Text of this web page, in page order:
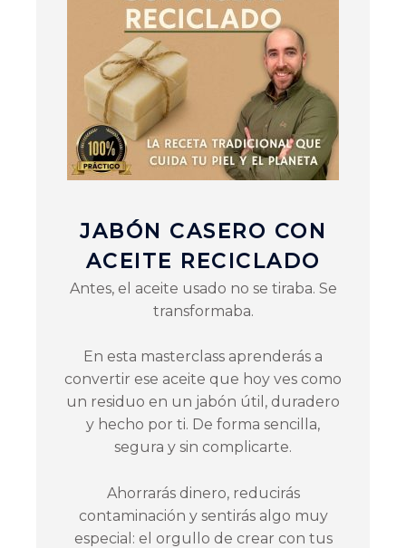
JABÓN CASERO CON
ACEITE RECICLADO
Antes, el aceite usado no se tiraba. Se
transformaba.
En esta masterclass aprenderás a
convertir ese aceite que hoy ves como
un residuo en un jabón útil, duradero
y hecho por ti. De forma sencilla,
segura y sin complicarte.
Ahorrarás dinero, reducirás
contaminación y sentirás algo muy
especial: el orgullo de crear con tus